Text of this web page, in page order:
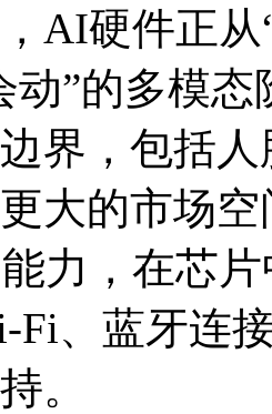
AI硬件正
动”的多模
界，包括
大的市场
力，在芯
Fi、蓝牙连
。